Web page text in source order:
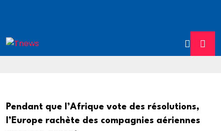
Pendant que l’Afrique vote des résolutions,
l’Europe rachète des compagnies aériennes